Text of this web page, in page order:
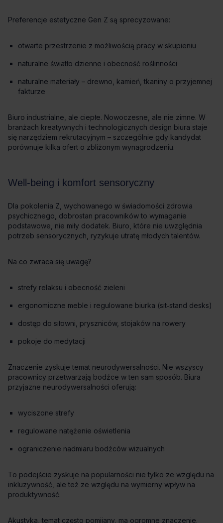
otwarte przestrzenie z możliwością pracy w skupieniu
naturalne światło dzienne i obecność roślinności
naturalne materiały – drewno, kamień, tkaniny o przyjemnej
fakturze
strefy relaksu i obecność zieleni
ergonomiczne meble i regulowane biurka (sit‑stand desks)
dostęp do siłowni, pryszniców, stojaków na rowery
pokoje do medytacji
wyciszone strefy
regulowane natężenie oświetlenia
ograniczenie nadmiaru bodźców wizualnych